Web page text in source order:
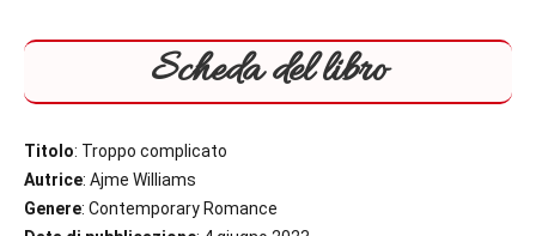
Scheda del libro
Titolo: Troppo complicato
Autrice: Ajme Williams
Genere: Contemporary Romance